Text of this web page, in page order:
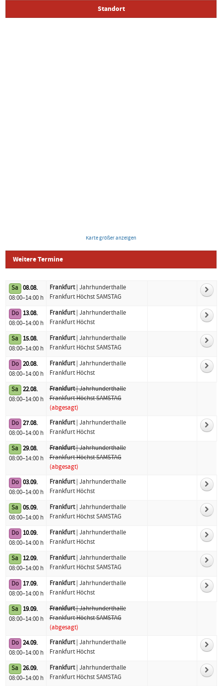
Standort
Karte größer anzeigen
Weitere Termine
Logo Datum Standort
Sa 08.08.
08:00–14:00 h
Frankfurt| Jahrhunderthalle
Frankfurt Höchst SAMSTAG
Do 13.08.
08:00–14:00 h
Frankfurt| Jahrhunderthalle
Frankfurt Höchst
Sa 15.08.
08:00–14:00 h
Frankfurt| Jahrhunderthalle
Frankfurt Höchst SAMSTAG
Do 20.08.
08:00–14:00 h
Frankfurt| Jahrhunderthalle
Frankfurt Höchst
Sa 22.08.
08:00–14:00 h
Frankfurt| Jahrhunderthalle
Frankfurt Höchst SAMSTAG
(abgesagt)
Do 27.08.
08:00–14:00 h
Frankfurt| Jahrhunderthalle
Frankfurt Höchst
Sa 29.08.
08:00–14:00 h
Frankfurt| Jahrhunderthalle
Frankfurt Höchst SAMSTAG
(abgesagt)
Do 03.09.
08:00–14:00 h
Frankfurt| Jahrhunderthalle
Frankfurt Höchst
Sa 05.09.
08:00–14:00 h
Frankfurt| Jahrhunderthalle
Frankfurt Höchst SAMSTAG
Do 10.09.
08:00–14:00 h
Frankfurt| Jahrhunderthalle
Frankfurt Höchst
Sa 12.09.
08:00–14:00 h
Frankfurt| Jahrhunderthalle
Frankfurt Höchst SAMSTAG
Do 17.09.
08:00–14:00 h
Frankfurt| Jahrhunderthalle
Frankfurt Höchst
Sa 19.09.
08:00–14:00 h
Frankfurt| Jahrhunderthalle
Frankfurt Höchst SAMSTAG
(abgesagt)
Do 24.09.
08:00–14:00 h
Frankfurt| Jahrhunderthalle
Frankfurt Höchst
Sa 26.09.
08:00–14:00 h
Frankfurt| Jahrhunderthalle
Frankfurt Höchst SAMSTAG